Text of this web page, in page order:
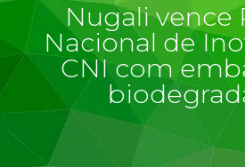
Nugali vence
Nacional de
CNI com